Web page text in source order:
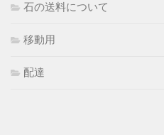
石の送料について
移動用
配達